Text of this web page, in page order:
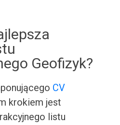
Geofizyk?
CV
krokiem jest
listu